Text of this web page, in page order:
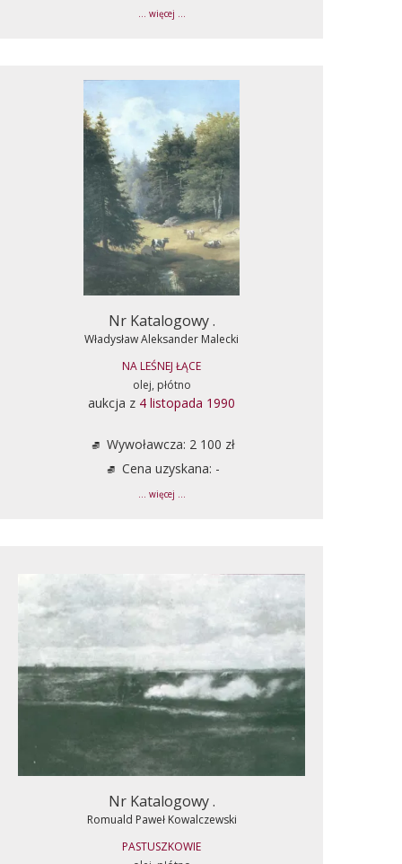
... więcej ...
Nr Katalogowy .
Władysław Aleksander Malecki
NA LEŚNEJ ŁĄCE
olej, płótno
aukcja z 4 listopada 1990
Wywoławcza: 2 100 zł
Cena uzyskana: -
... więcej ...
Nr Katalogowy .
Romuald Paweł Kowalczewski
PASTUSZKOWIE